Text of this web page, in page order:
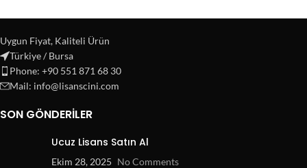
Uygun Fiyat, Kaliteli Ürün
Türkiye / Bursa
Phone: +90 551 871 68 30
Mail: info@lisanscini.com
SON GÖNDERILER
Ucuz Lisans Satın Al
Ekim 28, 2025 No Comments